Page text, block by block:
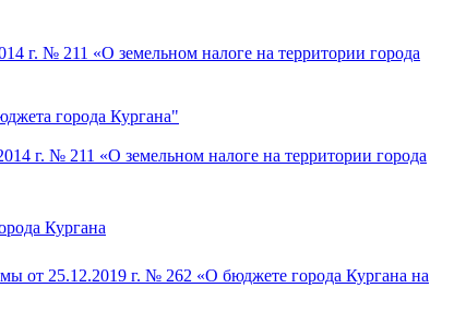
г. № 211 «О земельном налоге на территории города
города Кургана"
г. № 211 «О земельном налоге на территории города
Кургана
от 25.12.2019 г. № 262 «О бюджете города Кургана на